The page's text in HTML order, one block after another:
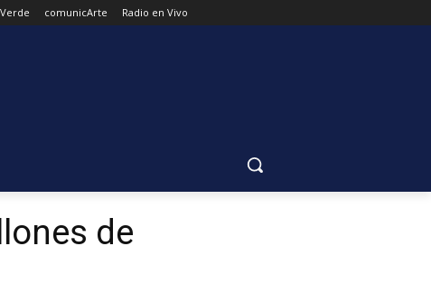
comunicArte Radio en Vivo
de